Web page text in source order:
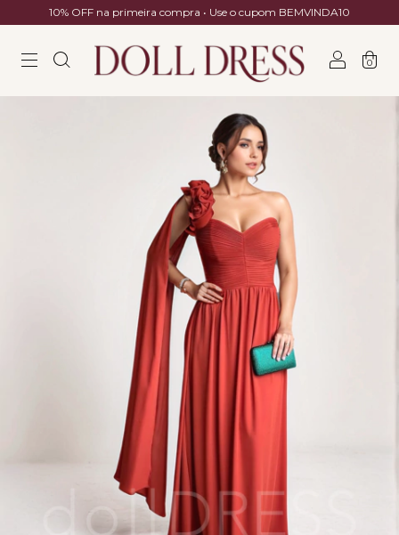
10% OFF na primeira compra • Use o cupom BEMVINDA10
0